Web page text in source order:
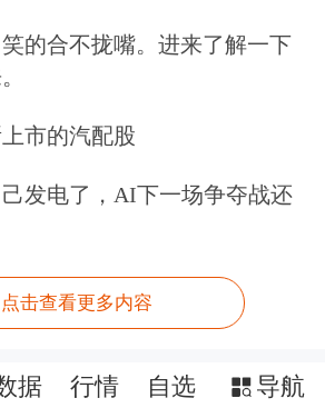
128%。该产品通过布局
片产业高景气、海外龙
新高。
早期的AI基础设施投资转
前的高景气度，并在投
的合不拢嘴。进来了解一下
市的汽配股
发电了，AI下一场争夺战还
点击查看更多内容
据 行情 自选 导航